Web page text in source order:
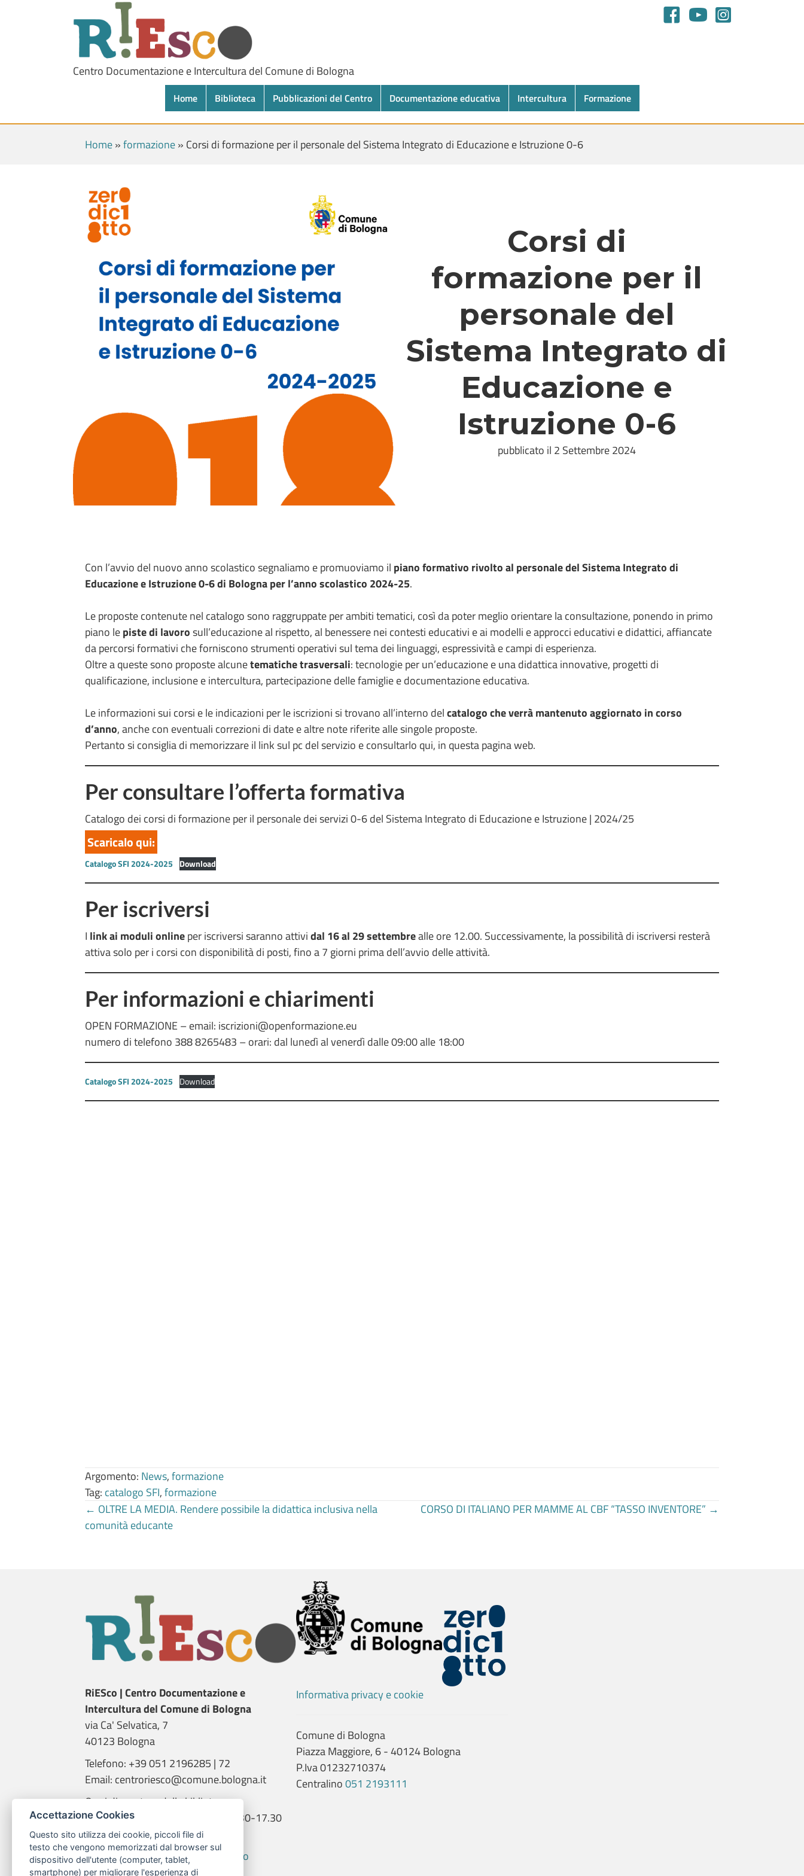
Centro Documentazione e Intercultura del Comune di Bologna
Home Biblioteca Pubblicazioni del Centro Documentazione educativa Intercultura Formazione
Home»formazione» Corsi di formazione per il personale del Sistema Integrato di Educazione e Istruzione 0-6
Corsi di
formazione per il
personale del
Sistema Integrato di
Educazione e
Istruzione 0-6
pubblicato il 2 Settembre 2024
Con l’avvio del nuovo anno scolastico segnaliamo e promuoviamo il piano formativo rivolto al personale del Sistema Integrato di
Educazione e Istruzione 0-6 di Bologna per l’anno scolastico 2024-25.
Le proposte contenute nel catalogo sono raggruppate per ambiti tematici, così da poter meglio orientare la consultazione, ponendo in primo
piano lepiste di lavorosull’educazione al rispetto, al benessere nei contesti educativi e ai modelli e approcci educativi e didattici, affiancate
da percorsi formativi che forniscono strumenti operativi sul tema dei linguaggi, espressività e campi di esperienza.
Oltre a queste sono proposte alcunetematiche trasversali: tecnologie per un’educazione e una didattica innovative, progetti di
qualificazione, inclusione e intercultura, partecipazione delle famiglie e documentazione educativa.
Le informazioni sui corsi e le indicazioni per le iscrizioni si trovano all’interno delcatalogo che verrà mantenuto aggiornato in corso
d’anno, anche con eventuali correzioni di date e altre note riferite alle singole proposte.
Pertanto si consiglia di memorizzare il link sul pc del servizio e consultarlo qui, in questa pagina web.
Per consultare l’offerta formativa
Catalogo dei corsi di formazione per il personale dei servizi 0-6 del Sistema Integrato di Educazione e Istruzione | 2024/25
Scaricalo qui:
Catalogo SFI 2024-2025 Download
Per iscriversi
I link ai moduli onlineper iscriversi saranno attividal 16 al 29 settembrealle ore 12.00. Successivamente, la possibilità di iscriversi resterà
attiva solo per i corsi con disponibilità di posti, fino a 7 giorni prima dell’avvio delle attività.
Per informazioni e chiarimenti
OPEN FORMAZIONE – email: iscrizioni@openformazione.eu
numero di telefono 388 8265483 – orari: dal lunedì al venerdì dalle 09:00 alle 18:00
Catalogo SFI 2024-2025 Download
Argomento: News,formazione
Tag: catalogo SFI,formazione
Posts
← OLTRE LA MEDIA. Rendere possibile la didattica inclusiva nella
comunità educante
CORSO DI ITALIANO PER MAMME AL CBF “TASSO INVENTORE” →
RiESco | Centro Documentazione e
Intercultura del Comune di Bologna
via Ca' Selvatica, 7
40123 Bologna
Telefono: +39 051 2196285 | 72
Email: centroriesco@comune.bologna.it
Orari di apertura della biblioteca:
martedì e giovedì: 9.00-14.00; 14.30-17.30
mercoledì: 14.00-18.00
Informativa trattamento dati RiESco
Informativa privacy e cookie
Comune di Bologna
Piazza Maggiore, 6 - 40124 Bologna
P.Iva 01232710374
Centralino051 2193111
Accettazione Cookies
Questo sito utilizza dei cookie, piccoli file di
testo che vengono memorizzati dal browser sul
dispositivo dell'utente (computer, tablet,
smartphone) per migliorare l'esperienza di